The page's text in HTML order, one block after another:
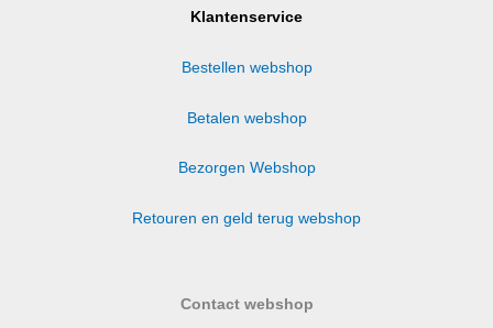
Klantenservice
Bestellen webshop
Betalen webshop
Bezorgen Webshop
Retouren en geld terug webshop
Contact webshop